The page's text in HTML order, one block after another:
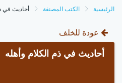
الرئيسية الكتب المصنفة أحاديث في
عودة للخلف
أحاديث في ذم الكلام وأهله